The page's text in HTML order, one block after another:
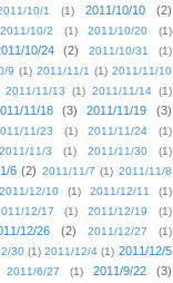
10/1 (1) 2011/10/10
(2)
2011/10/2 (1) 2011/10/20 (1)
10/24 (2) 2011/10/31 (1)
9 (1) 2011/11/1 (1) 2011/11/10
2011/11/13 (1) 2011/11/14 (1)
11/18 (3) 2011/11/19
(3)
11/23 (1) 2011/11/24 (1)
2011/11/3 (1) 2011/11/30 (1)
6 (2) 2011/11/7 (1) 2011/11/8
2011/12/10 (1) 2011/12/11
(1)
12/17 (1) 2011/12/19
(1)
12/26 (2) 2011/12/27 (1)
30 (1) 2011/12/4 (1) 2011/12/5
2011/6/27 (1) 2011/9/22 (3)